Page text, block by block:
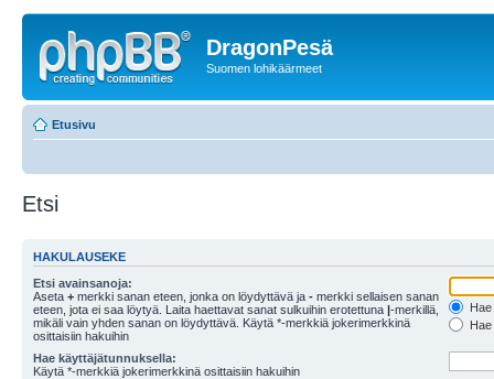
DragonPesä
Suomen lohikäärmeet
Etusivu
Etsi
HAKULAUSEKE
Etsi avainsanoja:
Aseta + merkki sanan eteen, jonka on löydyttävä ja - merkki sellaisen sanan
eteen, jota ei saa löytyä. Laita haettavat sanat sulkuihin erotettuna |-merkillä,
mikäli vain yhden sanan on löydyttävä. Käytä *-merkkiä jokerimerkkinä
osittaisiin hakuihin
Hae käyttäjätunnuksella:
Käytä *-merkkiä jokerimerkkinä osittaisiin hakuihin